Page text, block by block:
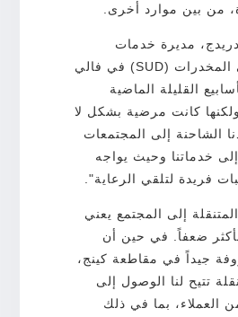
من بين موارد أخرى.
مديرة خدمات
اضطراب تعاطي المخدرات (SUD) في فالي
القليلة الماضية
كانت مرضية بشكل لا
الشاحنة إلى المجتمعات
إلى خدماتنا وحيث يواجه
فريدة لتلقي الرعاية".
إلى المجتمع يعني
ضعفاً. في حين أن
جيداً في مقاطعة كينج،
تتيح لنا الوصول إلى
العملاء، بما في ذلك